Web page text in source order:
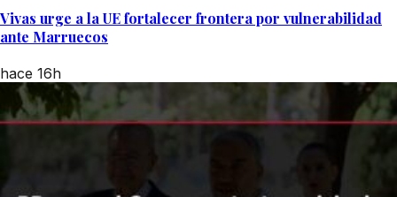
Vivas urge a la UE fortalecer frontera por vulnerabilidad
ante Marruecos
hace 16h